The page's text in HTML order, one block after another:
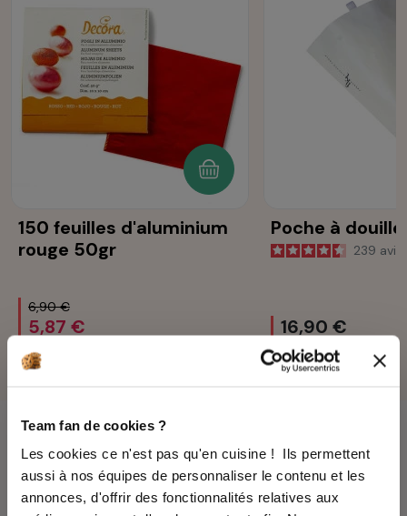
Team fan de cookies ?
Les cookies ce n'est pas qu'en cuisine ! Ils permettent
aussi à nos équipes de personnaliser le contenu et les
annonces, d'offrir des fonctionnalités relatives aux
150 feuilles d'aluminium
rouge 50gr
6,90 €
5,87 €
AJOUTER AU PANIER
Poche à
239 avis
16,90 €